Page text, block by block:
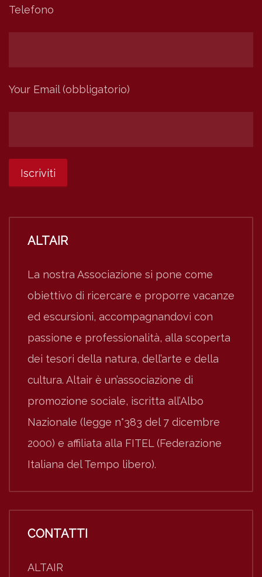
Telefono
Your Email (obbligatorio)
ALTAIR
La nostra Associazione si pone come
obiettivo di ricercare e proporre vacanze
ed escursioni, accompagnandovi con
passione e professionalità, alla scoperta
dei tesori della natura, dell’arte e della
cultura. Altair è un’associazione di
promozione sociale, iscritta all’Albo
Nazionale (legge n°383 del 7 dicembre
2000) e affiliata alla FITEL (Federazione
Italiana del Tempo libero).
CONTATTI
ALTAIR